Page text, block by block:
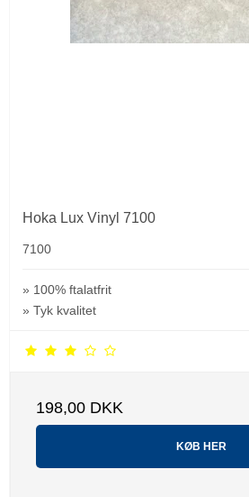
Hoka Lux Vinyl 7100
7100
» 100% ftalatfrit
» Tyk kvalitet
198,00 DKK
KØB HER